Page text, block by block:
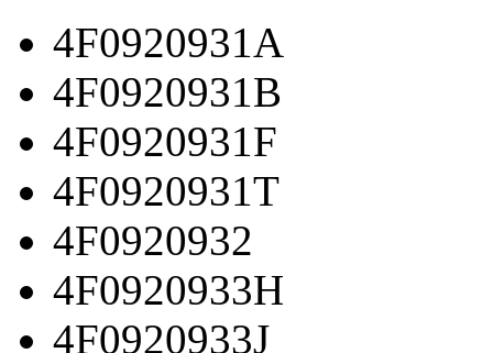
4F0920931A
4F0920931B
4F0920931F
4F0920931T
4F0920932
4F0920933H
4F0920933J